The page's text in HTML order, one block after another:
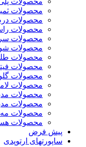
محصولات
محصولات
محصولات
محصولات
محصولات
محصولات
محصولات
محصولات
محصولات
محصولات
محصولات
محصولات
محصولات
پیش فرض
ساپورتهای ارتوپدی